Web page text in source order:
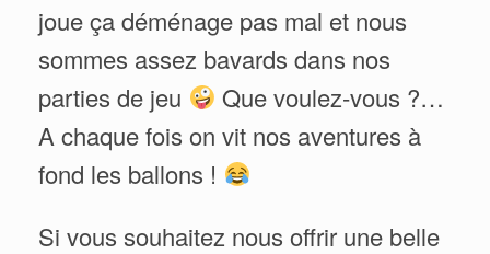
joue ça déménage pas mal et nous
sommes assez bavards dans nos
parties de jeu
Que voulez-vous ?…
A chaque fois on vit nos aventures à
fond les ballons !
Si vous souhaitez nous offrir une belle